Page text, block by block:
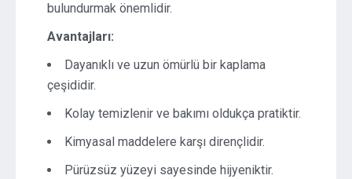
bulundurmak önemlidir.
Avantajları:
Dayanıklı ve uzun ömürlü bir kaplama
çeşididir.
Kolay temizlenir ve bakımı oldukça pratiktir.
Kimyasal maddelere karşı dirençlidir.
Pürüzsüz yüzeyi sayesinde hijyeniktir.